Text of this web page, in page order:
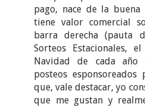
pago, nace de la
tiene valor comercial
barra derecha (pauta
Sorteos Estacionales,
Navidad de cada año
posteos esponsoreados
que, vale destacar, yo
que me gustan y